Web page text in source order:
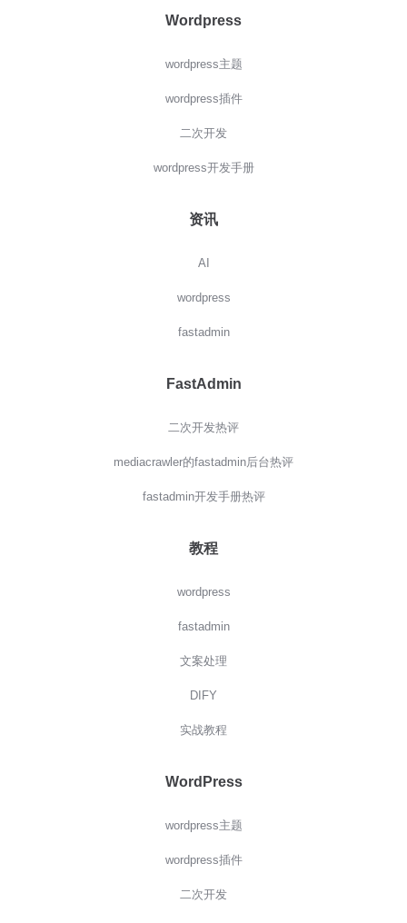
Wordpress
wordpress主题
wordpress插件
二次开发
wordpress开发手册
资讯
AI
wordpress
fastadmin
FastAdmin
二次开发热评
mediacrawler的fastadmin后台热评
fastadmin开发手册热评
教程
wordpress
fastadmin
文案处理
DIFY
实战教程
WordPress
wordpress主题
wordpress插件
二次开发